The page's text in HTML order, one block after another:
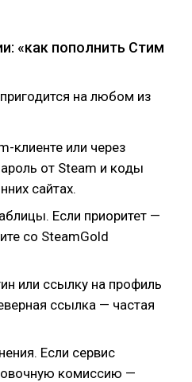
«как пополнить Стим
на любом из
клиенте или через
от Steam и коды
сайтах.
Если приоритет —
со SteamGold
или ссылку на профиль
ссылка — частая
Если сервис
комиссию —